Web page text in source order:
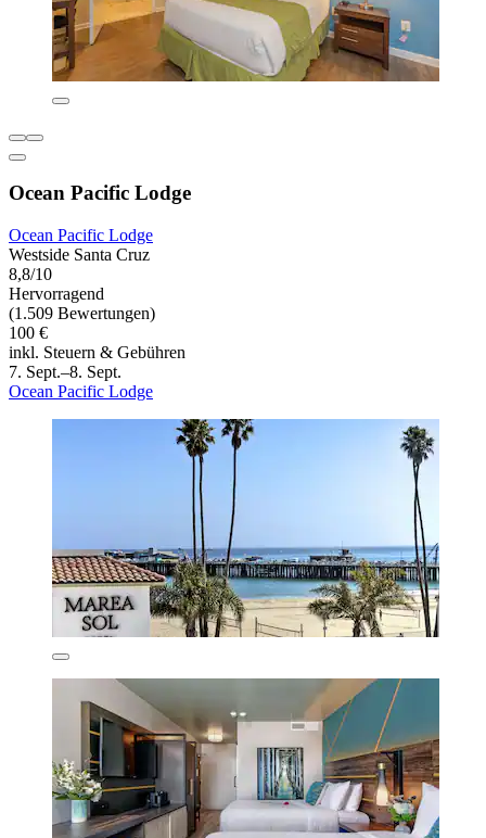
Ocean Pacific Lodge
Ocean Pacific Lodge
Westside Santa Cruz
8,8/10
Hervorragend
(1.509 Bewertungen)
100 €
inkl. Steuern & Gebühren
7. Sept.–8. Sept.
Ocean Pacific Lodge